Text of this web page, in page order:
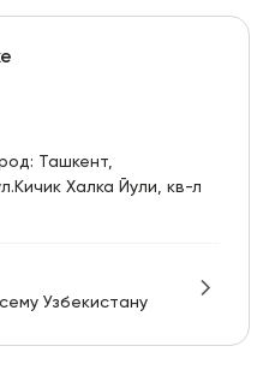
Ташкент,
Халка Йули, кв-л
Узбекистану